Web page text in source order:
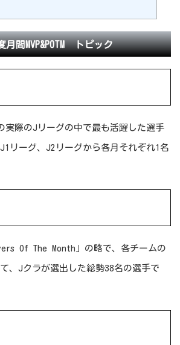
月間MVP&POTM トピック
実際のJリーグの中で最も活躍した選手
リーグ、J2リーグから各月それぞれ1名
Of The Month」の略で、各チームの
、Jクラが選出した総勢38名の選手で